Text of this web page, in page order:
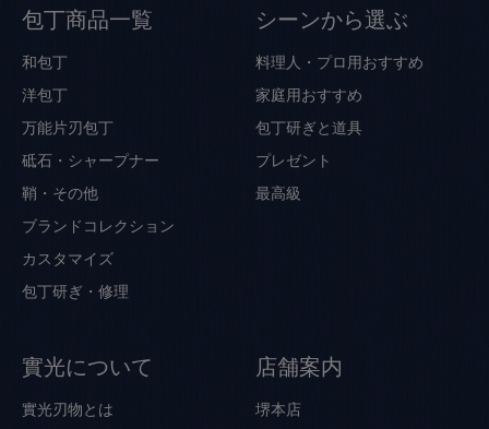
包丁商品一覧
和包丁
洋包丁
万能片刃包丁
砥石・シャープナー
鞘・その他
ブランドコレクション
カスタマイズ
包丁研ぎ・修理
シーンから選ぶ
料理人・プロ用おすすめ
家庭用おすすめ
包丁研ぎと道具
プレゼント
最高級
實光について
實光刃物とは
店舗案内
堺本店